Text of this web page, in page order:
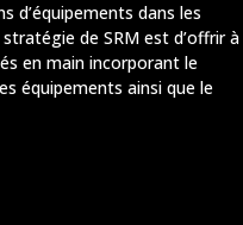
d’équipements dans les
de SRM est d’offrir à
en main incorporant le
équipements ainsi que le